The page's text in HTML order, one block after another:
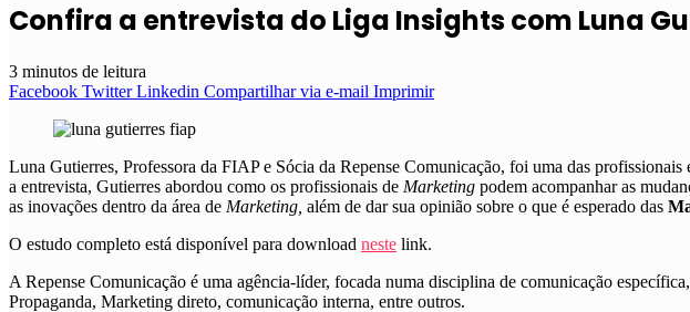
Confira a entrevista do Liga Insights com Luna
3 minutos de leitura
Facebook Twitter Linkedin Compartilhar via e-mail Imprimir
Luna Gutierres, Professora da FIAP e Sócia da Repense Comunicação, foi uma das
a entrevista, Gutierres abordou como os profissionais de Marketing podem acompanhar as
as inovações dentro da área de Marketing, além de dar sua opinião sobre o que é esperado das
O estudo completo está disponível para download neste link.
A Repense Comunicação é uma agência-líder, focada numa disciplina de comunicação
Propaganda, Marketing direto, comunicação interna, entre outros.